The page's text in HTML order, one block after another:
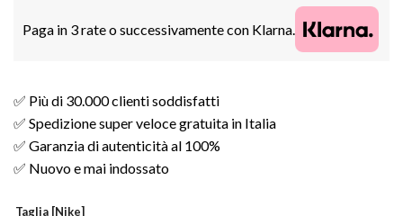
Paga in 3 rate o successivamente con Klarna.
✅ Più di 30.000 clienti soddisfatti
✅ Spedizione super veloce gratuita in Italia
✅ Garanzia di autenticità al 100%
✅ Nuovo e mai indossato
Taglia [Nike]